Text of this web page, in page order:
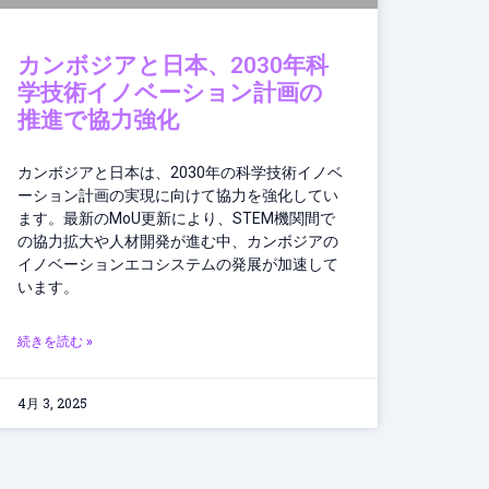
カンボジアと日本、2030年科
学技術イノベーション計画の
推進で協力強化
カンボジアと日本は、2030年の科学技術イノベ
ーション計画の実現に向けて協力を強化してい
ます。最新のMoU更新により、STEM機関間で
の協力拡大や人材開発が進む中、カンボジアの
イノベーションエコシステムの発展が加速して
います。
続きを読む »
4月 3, 2025